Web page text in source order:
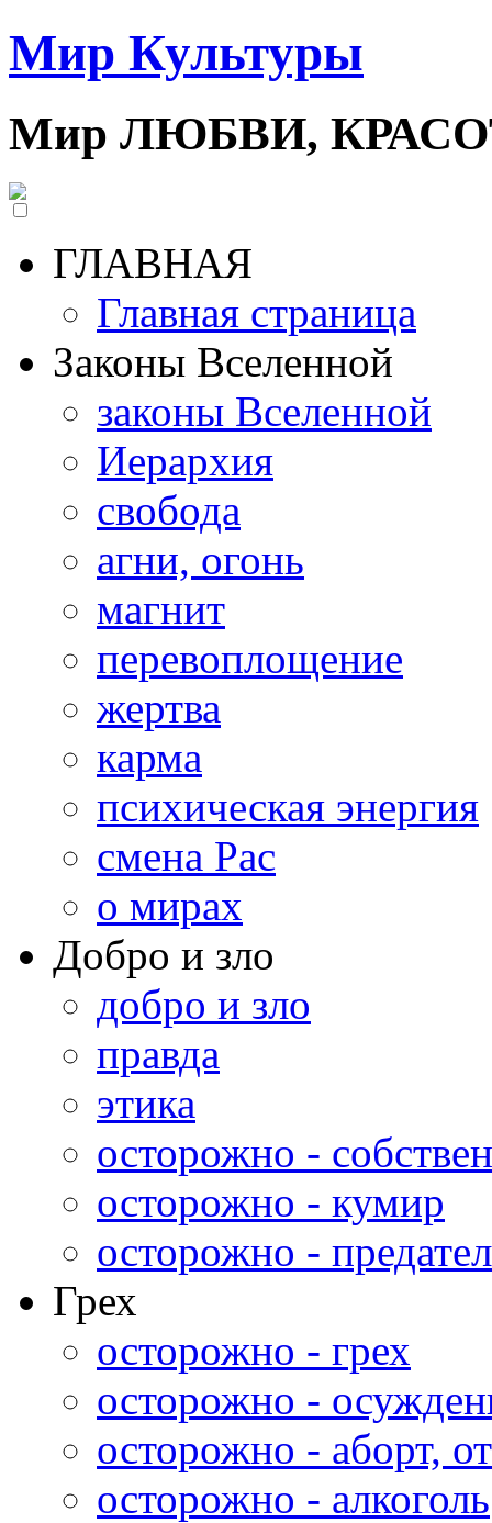
Мир Культуры
Мир ЛЮБВИ,
ГЛАВНАЯ
Главная страница
Законы Вселенной
законы Вселенной
Иерархия
свобода
агни, огонь
магнит
перевоплощение
жертва
карма
психическая энергия
смена Рас
о мирах
Добро и зло
добро и зло
правда
этика
осторожно -
осторожно - кумир
осторожно -
Грех
осторожно - грех
осторожно -
осторожно - аборт,
осторожно - алкоголь